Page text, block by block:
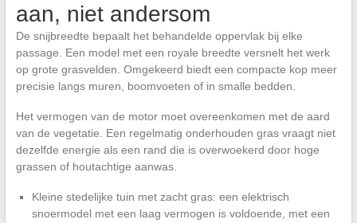
aan, niet andersom
De snijbreedte bepaalt het behandelde oppervlak bij elke
passage. Een model met een royale breedte versnelt het werk
op grote grasvelden. Omgekeerd biedt een compacte kop meer
precisie langs muren, boomvoeten of in smalle bedden.
Het vermogen van de motor moet overeenkomen met de aard
van de vegetatie. Een regelmatig onderhouden gras vraagt niet
dezelfde energie als een rand die is overwoekerd door hoge
grassen of houtachtige aanwas.
Kleine stedelijke tuin met zacht gras: een elektrisch
snoermodel met een laag vermogen is voldoende, met een